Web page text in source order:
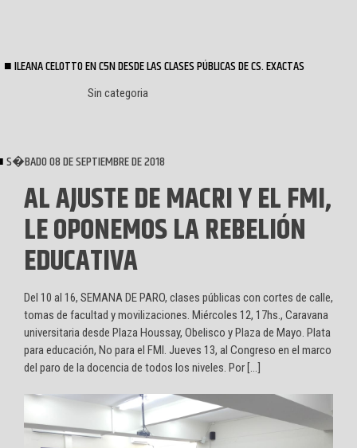
ILEANA CELOTTO EN C5N DESDE LAS CLASES PÚBLICAS DE CS. EXACTAS
Sin categoria
S�BADO 08 DE SEPTIEMBRE DE 2018
AL AJUSTE DE MACRI Y EL FMI,
LE OPONEMOS LA REBELIÓN
EDUCATIVA
Del 10 al 16, SEMANA DE PARO, clases públicas con cortes de calle,
tomas de facultad y movilizaciones. Miércoles 12, 17hs., Caravana
universitaria desde Plaza Houssay, Obelisco y Plaza de Mayo. Plata
para educación, No para el FMI. Jueves 13, al Congreso en el marco
del paro de la docencia de todos los niveles. Por […]